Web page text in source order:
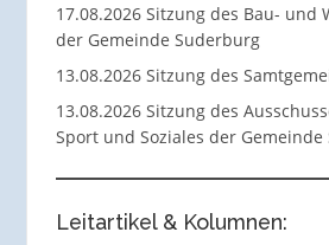
17.08.2026 Sitzung des Bau- und
der Gemeinde Suderburg
13.08.2026 Sitzung des
13.08.2026 Sitzung des
Sport und Soziales der
Leitartikel & Kolumnen: